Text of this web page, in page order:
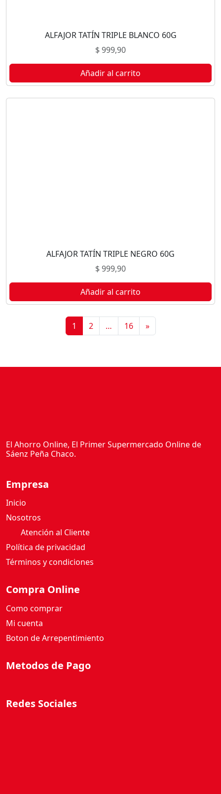
ALFAJOR TATÍN TRIPLE BLANCO 60G
$999,90
Añadir al carrito
ALFAJOR TATÍN TRIPLE NEGRO 60G
$999,90
Añadir al carrito
1 2 … 16 »
El Ahorro Online, El Primer Supermercado Online de
Sáenz Peña Chaco.
Empresa
Inicio
Nosotros
Atención al Cliente
Política de privacidad
Términos y condiciones
Compra Online
Como comprar
Mi cuenta
Boton de Arrepentimiento
Metodos de Pago
Redes Sociales